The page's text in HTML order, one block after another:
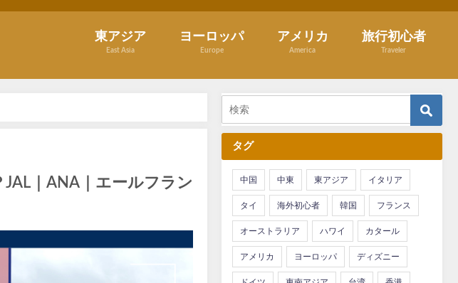
東アジア
East Asia
ヨーロッパ
Europe
アメリカ
America
旅行初心者
Traveler
｜ANA｜エールフランス
タグ
中国 中東 東アジア イタリア
タイ 海外初心者 韓国 フランス
オーストラリア ハワイ カタール
アメリカ ヨーロッパ ディズニー